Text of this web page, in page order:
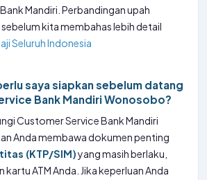
Mandiri. Perbandingan upah
kita membahas lebih detail
Seluruh Indonesia
saya siapkan sebelum datang
Bank Mandiri Wonosobo?
Customer Service Bank Mandiri
Anda membawa dokumen penting
(KTP/SIM)yang masih berlaku,
ATM Anda. Jika keperluan Anda